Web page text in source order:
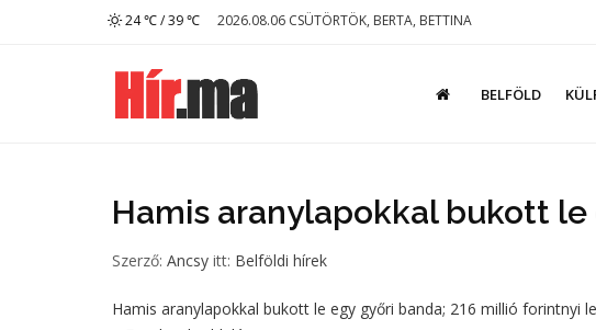
24 ℃ / 39 ℃ 2026.08.06 CSÜTÖRTÖK, BERTA, BETTINA
BELFÖLD
Hamis aranylapokkal bukott
Szerző: Ancsy itt: Belföldi hírek
Hamis aranylapokkal bukott le egy győri banda; 216 millió